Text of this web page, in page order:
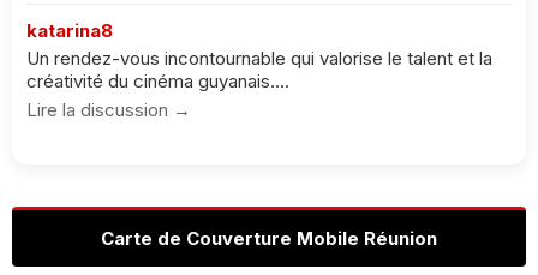
katarina8
Un rendez-vous incontournable qui valorise le talent et la
créativité du cinéma guyanais....
Lire la discussion →
Carte de Couverture Mobile Réunion